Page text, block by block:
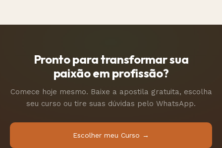
Pronto para transformar sua
paixão em profissão?
Comece hoje mesmo. Baixe a apostila gratuita, escolha
seu curso ou tire suas dúvidas pelo WhatsApp.
Escolher meu Curso →